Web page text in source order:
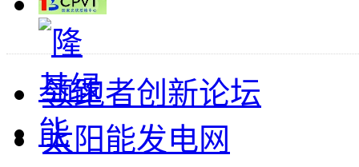
领跑者创新论坛
太阳能发电网